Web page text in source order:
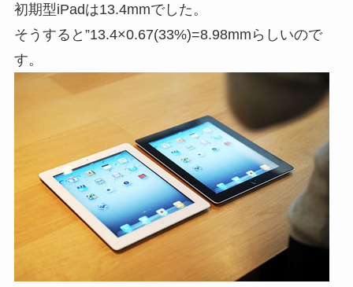
初期型iPadは13.4mmでした。
そうすると”13.4×0.67(33%)=8.98mmらしいので
す。